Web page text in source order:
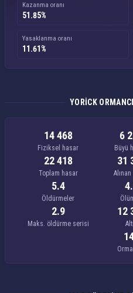
Kazanma oranı
51.85%
Yasaklanma oranı
11.61%
YORICK
14 468
Fiziksel hasar
6
Büyü
22 418
Toplam hasar
31
5.4
Öldürmeler
2.9
Maks. öldürme serisi
12